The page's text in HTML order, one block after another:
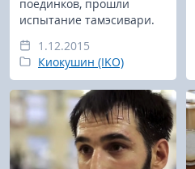
поединков, прошли
испытание тамэсивари.
1.12.2015
Киокушин (IKO)